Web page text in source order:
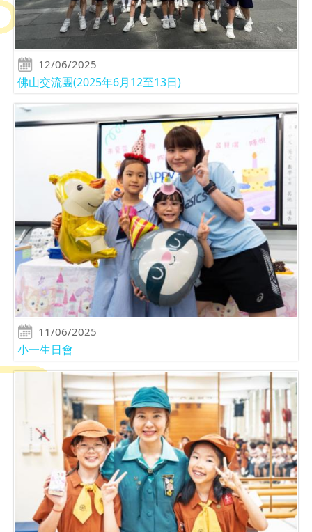
12/06/2025
佛山交流團(2025年6月12至13日)
11/06/2025
小一生日會